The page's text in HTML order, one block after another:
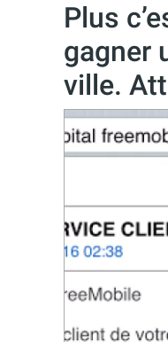
Plus
gagner
ville.